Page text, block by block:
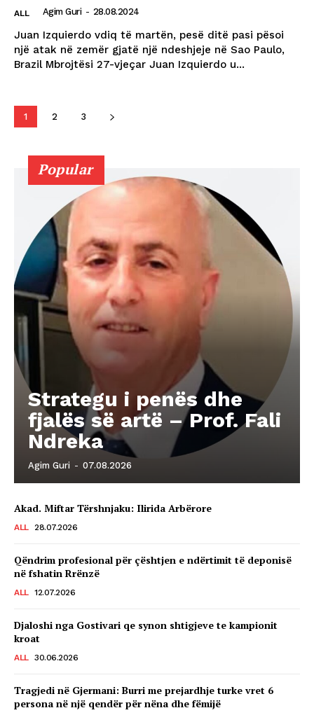
ALL Agim Guri - 28.08.2024
Juan Izquierdo vdiq të martën, pesë ditë pasi pësoi
një atak në zemër gjatë një ndeshjeje në Sao Paulo,
Brazil Mbrojtësi 27-vjeçar Juan Izquierdo u...
1 2 3
Popular
Strategu i penës dhe
fjalës së artë – Prof. Fali
Ndreka
Agim Guri - 07.08.2026
Akad. Miftar Tërshnjaku: Ilirida Arbërore
ALL 28.07.2026
Qëndrim profesional për çështjen e ndërtimit të deponisë
në fshatin Rrënzë
ALL 12.07.2026
Djaloshi nga Gostivari qe synon shtigjeve te kampionit
kroat
ALL 30.06.2026
Tragjedi në Gjermani: Burri me prejardhje turke vret 6
persona në një qendër për nëna dhe fëmijë